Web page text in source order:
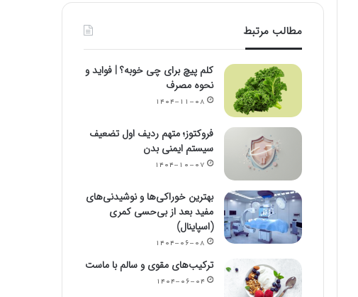
مطالب مرتبط
کلم پیچ برای چی خوبه؟ | فواید و
نحوه مصرف
۱۴۰۴-۱۱-۰۸
فروکتوز؛ متهم ردیف اول تضعیف
سیستم ایمنی بدن
۱۴۰۴-۱۰-۰۷
بهترین خوراکی‌ها و نوشیدنی‌های
مفید بعد از بی‌حسی کمری
(اسپاینال)
۱۴۰۴-۰۶-۰۸
ترکیب‌های مقوی و سالم با ماست
۱۴۰۴-۰۶-۰۴